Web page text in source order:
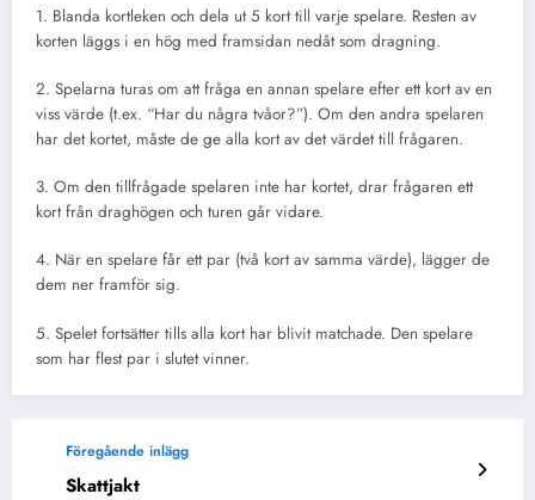
1. Blanda kortleken och dela ut 5 kort till varje spelare. Resten av
korten läggs i en hög med framsidan nedåt som dragning.
2. Spelarna turas om att fråga en annan spelare efter ett kort av en
viss värde (t.ex. “Har du några tvåor?”). Om den andra spelaren
har det kortet, måste de ge alla kort av det värdet till frågaren.
3. Om den tillfrågade spelaren inte har kortet, drar frågaren ett
kort från draghögen och turen går vidare.
4. När en spelare får ett par (två kort av samma värde), lägger de
dem ner framför sig.
5. Spelet fortsätter tills alla kort har blivit matchade. Den spelare
som har flest par i slutet vinner.
Föregående inlägg
Skattjakt